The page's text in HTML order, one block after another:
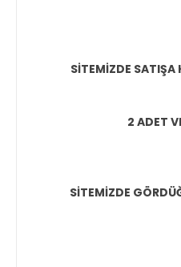
SİTEMİZDE SATIŞA
2 ADET
SİTEMİZDE